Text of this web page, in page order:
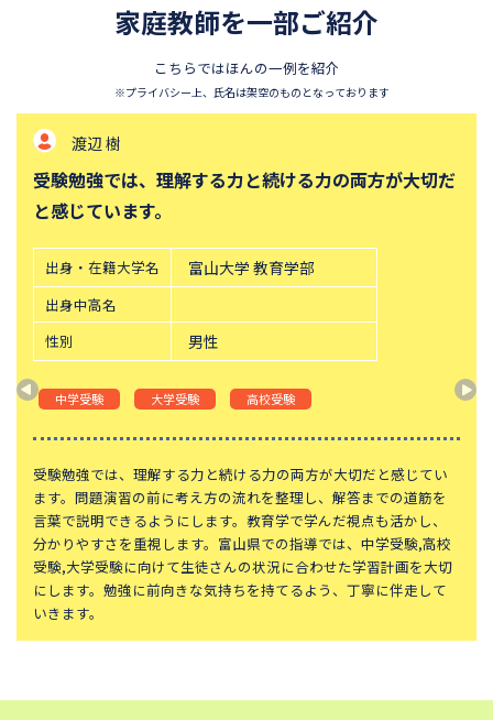
サレジオ学院中学校
東邦大学付属東邦中学校
東京農業大学第一高等学校中
立教新座中学校
桐朋中学校
東京都市大学付属中学校
三田国際科学学園中学校
青山学院中等部
帝塚山中学校
中央大学附属横浜中学校
六甲学院中学校
青山学院横浜英和中学校
東山中学校
山手学院中学校
函館ラ・サール中学校
城北中学校
神奈川大学附属中学校
大宮開成中学校
法政大学第二中学校
品川女子学院中等部
東京都立桜修館中等教育学校
学習院中等科
頌栄女子学院中学校
田園調布学園中等部
江戸川学園取手中学校
山脇学園中学校
恵泉女学園中学校
千代田区立九段中等教育学校
大妻中学校
家庭教師を一部ご紹介
こちらではほんの一例を紹介
※プライバシー上、氏名は架空のものとなっております
渡辺 樹
受験勉強では、理解する力と続ける力の両方が大切だ
と感じています。
出身・在籍大学名 富山大学 教育学部
出身中高名
性別
男性
中学受験 大学受験 高校受験
受験勉強では、理解する力と続ける力の両方が大切だと感じてい
ます。問題演習の前に考え方の流れを整理し、解答までの道筋を
言葉で説明できるようにします。教育学で学んだ視点も活かし、
分かりやすさを重視します。富山県での指導では、中学受験,高校
受験,大学受験に向けて生徒さんの状況に合わせた学習計画を大切
にします。勉強に前向きな気持ちを持てるよう、丁寧に伴走して
いきます。